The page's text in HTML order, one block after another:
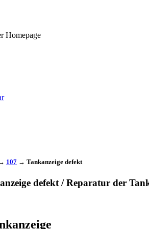
Homepage
107 → Tankanzeige defekt
defekt / Reparatur der